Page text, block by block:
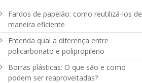
Fardos de papelão: como reutilizá-los de
maneira eficiente
Entenda qual a diferença entre
policarbonato e polipropileno
Borras plásticas: O que são e como
podem ser reaproveitadas?